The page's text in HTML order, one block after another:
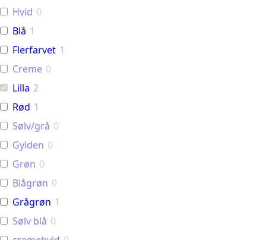
Hvid 0
Blå 1
Flerfarvet 1
Creme 0
Lilla 2
Rød 1
Sølv/grå 0
Gylden 0
Grøn 0
Blågrøn 0
Grågrøn 1
Sølv blå 0